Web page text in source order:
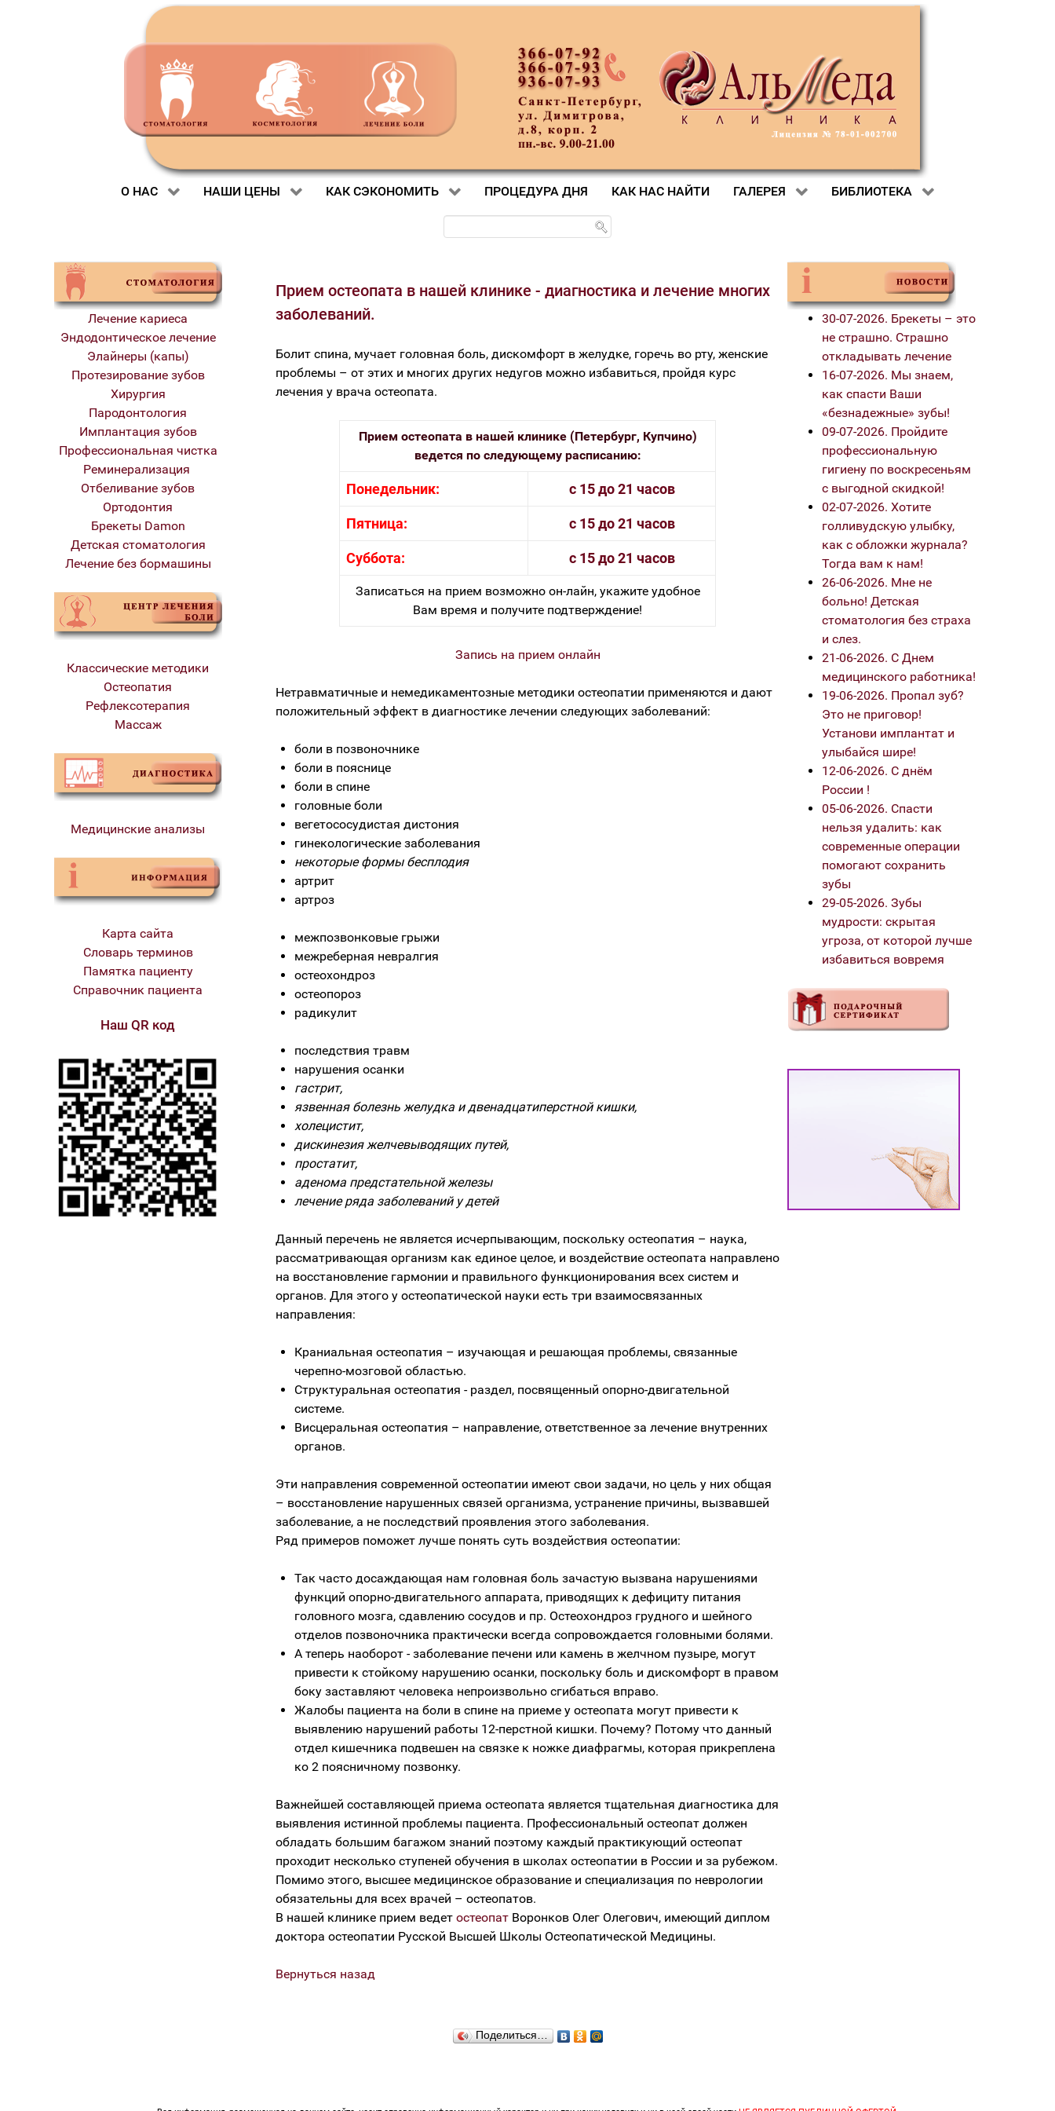
О НАС НАШИ ЦЕНЫ КАК СЭКОНОМИТЬ ПРОЦЕДУРА ДНЯ КАК НАС НАЙТИ ГАЛЕРЕЯ БИБЛИОТЕКА
Лечение кариеса
Эндодонтическое лечение
Элайнеры (капы)
Протезирование зубов
Хирургия
Пародонтология
Имплантация зубов
Профессиональная чистка
Реминерализация
Отбеливание зубов
Ортодонтия
Брекеты Damon
Детская стоматология
Лечение без бормашины
Классические методики
Остеопатия
Рефлексотерапия
Массаж
Медицинские анализы
Карта сайта
Словарь терминов
Памятка пациенту
Справочник пациента
Наш QR код
Прием остеопата в нашей клинике - диагностика и лечение многих
заболеваний.
Болит спина, мучает головная боль, дискомфорт в желудке, горечь во рту, женские
проблемы – от этих и многих других недугов можно избавиться, пройдя курс
лечения у врача остеопата.
Прием остеопата в нашей клинике (Петербург, Купчино)
ведется по следующему расписанию:
Понедельник: с 15 до 21 часов
Пятница: с 15 до 21 часов
Суббота: с 15 до 21 часов
Записаться на прием возможно он-лайн, укажите удобное
Вам время и получите подтверждение!
Запись на прием онлайн
Нетравматичные и немедикаментозные методики остеопатии применяются и дают
положительный эффект в диагностике лечении следующих заболеваний:
боли в позвоночнике
боли в пояснице
боли в спине
головные боли
вегетососудистая дистония
гинекологические заболевания
некоторые формы бесплодия
артрит
артроз
межпозвонковые грыжи
межреберная невралгия
остеохондроз
остеопороз
радикулит
последствия травм
нарушения осанки
гастрит,
язвенная болезнь желудка и двенадцатиперстной кишки,
холецистит,
дискинезия желчевыводящих путей,
простатит,
аденома предстательной железы
лечение ряда заболеваний у детей
Данный перечень не является исчерпывающим, поскольку остеопатия – наука,
рассматривающая организм как единое целое, и воздействие остеопата направлено
на восстановление гармонии и правильного функционирования всех систем и
органов. Для этого у остеопатической науки есть три взаимосвязанных
направления:
Краниальная остеопатия – изучающая и решающая проблемы, связанные
черепно-мозговой областью.
Структуральная остеопатия - раздел, посвященный опорно-двигательной
системе.
Висцеральная остеопатия – направление, ответственное за лечение внутренних
органов.
Эти направления современной остеопатии имеют свои задачи, но цель у них общая
– восстановление нарушенных связей организма, устранение причины, вызвавшей
заболевание, а не последствий проявления этого заболевания.
Ряд примеров поможет лучше понять суть воздействия остеопатии:
Так часто досаждающая нам головная боль зачастую вызвана нарушениями
функций опорно-двигательного аппарата, приводящих к дефициту питания
головного мозга, сдавлению сосудов и пр. Остеохондроз грудного и шейного
отделов позвоночника практически всегда сопровождается головными болями.
А теперь наоборот - заболевание печени или камень в желчном пузыре, могут
привести к стойкому нарушению осанки, поскольку боль и дискомфорт в правом
боку заставляют человека непроизвольно сгибаться вправо.
Жалобы пациента на боли в спине на приеме у остеопата могут привести к
выявлению нарушений работы 12-перстной кишки. Почему? Потому что данный
отдел кишечника подвешен на связке к ножке диафрагмы, которая прикреплена
ко 2 поясничному позвонку.
Важнейшей составляющей приема остеопата является тщательная диагностика для
выявления истинной проблемы пациента. Профессиональный остеопат должен
обладать большим багажом знаний поэтому каждый практикующий остеопат
проходит несколько ступеней обучения в школах остеопатии в России и за рубежом.
Помимо этого, высшее медицинское образование и специализация по неврологии
обязательны для всех врачей – остеопатов.
В нашей клинике прием ведет остеопат Воронков Олег Олегович, имеющий диплом
доктора остеопатии Русской Высшей Школы Остеопатической Медицины.
Вернуться назад
30-07-2026. Брекеты – это
не страшно. Страшно
откладывать лечение
16-07-2026. Мы знаем,
как спасти Ваши
«безнадежные» зубы!
09-07-2026. Пройдите
профессиональную
гигиену по воскресеньям
с выгодной скидкой!
02-07-2026. Хотите
голливудскую улыбку,
как с обложки журнала?
Тогда вам к нам!
26-06-2026. Мне не
больно! Детская
стоматология без страха
и слез.
21-06-2026. С Днем
медицинского работника!
19-06-2026. Пропал зуб?
Это не приговор!
Установи имплантат и
улыбайся шире!
12-06-2026. С днём
России !
05-06-2026. Спасти
нельзя удалить: как
современные операции
помогают сохранить
зубы
29-05-2026. Зубы
мудрости: скрытая
угроза, от которой лучше
избавиться вовремя
Поделиться…